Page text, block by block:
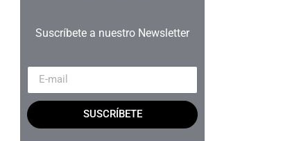
Suscríbete a nuestro Newsletter
SUSCRÍBETE